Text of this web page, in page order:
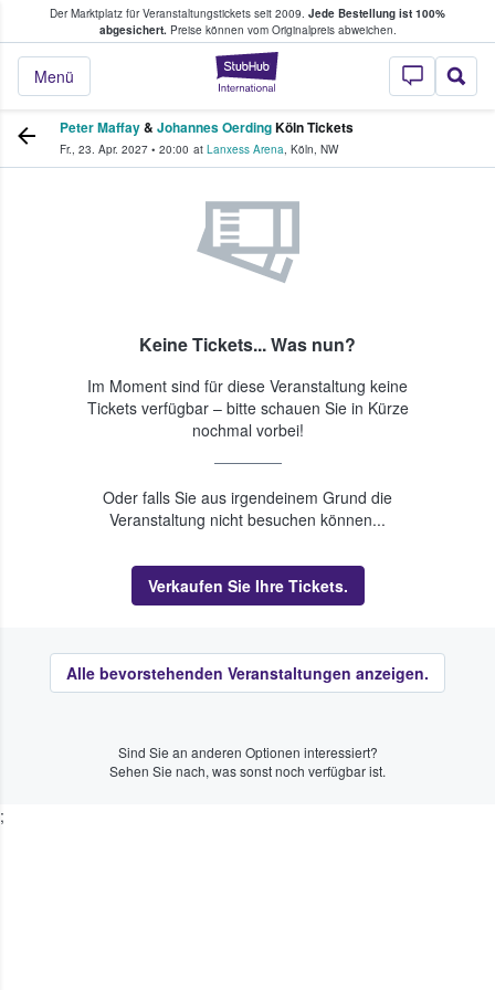
Der Marktplatz für Veranstaltungstickets seit 2009. Jede Bestellung ist 100%
abgesichert.Preise können vom Originalpreis abweichen.
StubHub - Wo
Menü
Tickets kaufen & verkaufen
Peter Maffay& Johannes OerdingKöln Tickets
Fr., 23. Apr. 2027 • 20:00 at Lanxess Arena, Köln, NW
Keine Tickets... Was nun?
Im Moment sind für diese Veranstaltung keine
Tickets verfügbar – bitte schauen Sie in Kürze
nochmal vorbei!
Oder falls Sie aus irgendeinem Grund die
Veranstaltung nicht besuchen können...
Verkaufen Sie Ihre Tickets.
Alle bevorstehenden Veranstaltungen anzeigen.
Sind Sie an anderen Optionen interessiert?
Sehen Sie nach, was sonst noch verfügbar ist.
;